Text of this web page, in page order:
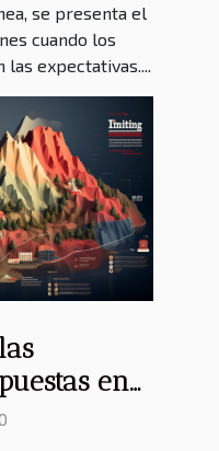
se presenta el
cuando los
expectativas....
en
en la